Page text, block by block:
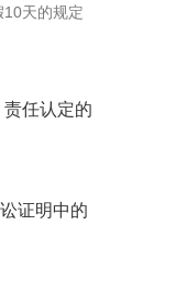
10天的规定
任认定的
证明中的